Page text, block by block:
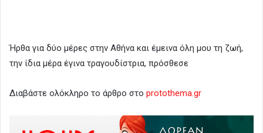
Ήρθα για δύο μέρες στην Αθήνα και έμεινα όλη μου τη ζωή,
την ίδια μέρα έγινα τραγουδίστρια, πρόσθεσε
Διαβάστε ολόκληρο το άρθρο στο protothema.gr